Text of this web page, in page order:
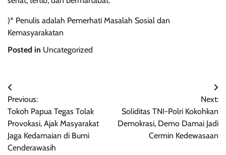
)* Penulis adalah Pemerhati Masalah Sosial dan
Kemasyarakatan
Posted in Uncategorized
Navigasi
pos
Previous:
Tokoh Papua Tegas Tolak
Provokasi, Ajak Masyarakat
Jaga Kedamaian di Bumi
Cenderawasih
Next:
Soliditas TNI-Polri Kokohkan
Demokrasi, Demo Damai Jadi
Cermin Kedewasaan